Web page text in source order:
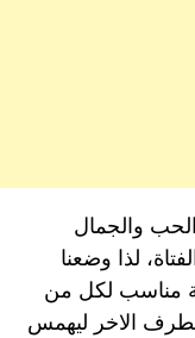
والجمال
لذا وضعنا
مناسب لكل من
الاخر ليهمس